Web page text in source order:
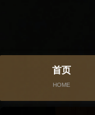
首页
HOME